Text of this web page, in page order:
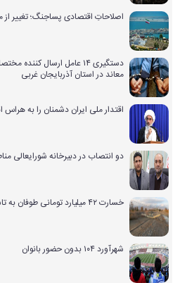
اصلاحاتِ اقتصادی پساجنگ؛ تغییر از
دستگیری ۱۴ عامل ارسال
معاند در استان آذربایجان غربی
اقتدار ملی ایران دشمنان را به
دو انتصاب در دبیرخانه شورایعالی
خسارت ۴۲ میلیارد تومانی طوفان به تاسیسات هرمزگان
شهرآورد ۱۰۴ بدون حضور بانوان